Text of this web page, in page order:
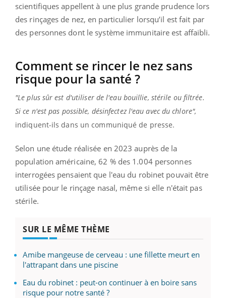
scientifiques appellent à une plus grande prudence lors
des rinçages de nez, en particulier lorsqu’il est fait par
des personnes dont le système immunitaire est affaibli.
Comment se rincer le nez sans
risque pour la santé ?
"Le plus sûr est d'utiliser de l'eau bouillie, stérile ou filtrée.
Si ce n'est pas possible, désinfectez l'eau avec du chlore",
indiquent-ils dans un communiqué de presse.
Selon une étude réalisée en 2023 auprès de la
population américaine, 62 % des 1.004 personnes
interrogées pensaient que l'eau du robinet pouvait être
utilisée pour le rinçage nasal, même si elle n'était pas
stérile.
SUR LE MÊME THÈME
Amibe mangeuse de cerveau : une fillette meurt en
l'attrapant dans une piscine
Eau du robinet : peut-on continuer à en boire sans
risque pour notre santé ?